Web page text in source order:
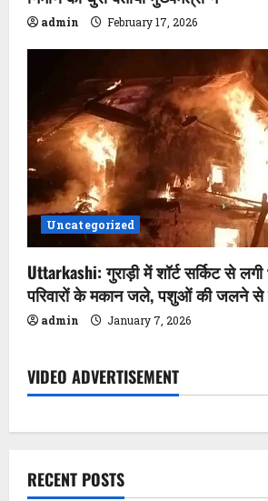
o
n
admin February 17, 2026
Uncategorized
Uttarkashi: गुराड़ी में शॉर्ट सर्किट से
परिवारों के मकान जले, पशुओं की जलने से
admin January 7, 2026
VIDEO ADVERTISEMENT
RECENT POSTS